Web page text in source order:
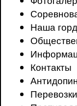
Наша
Контакты